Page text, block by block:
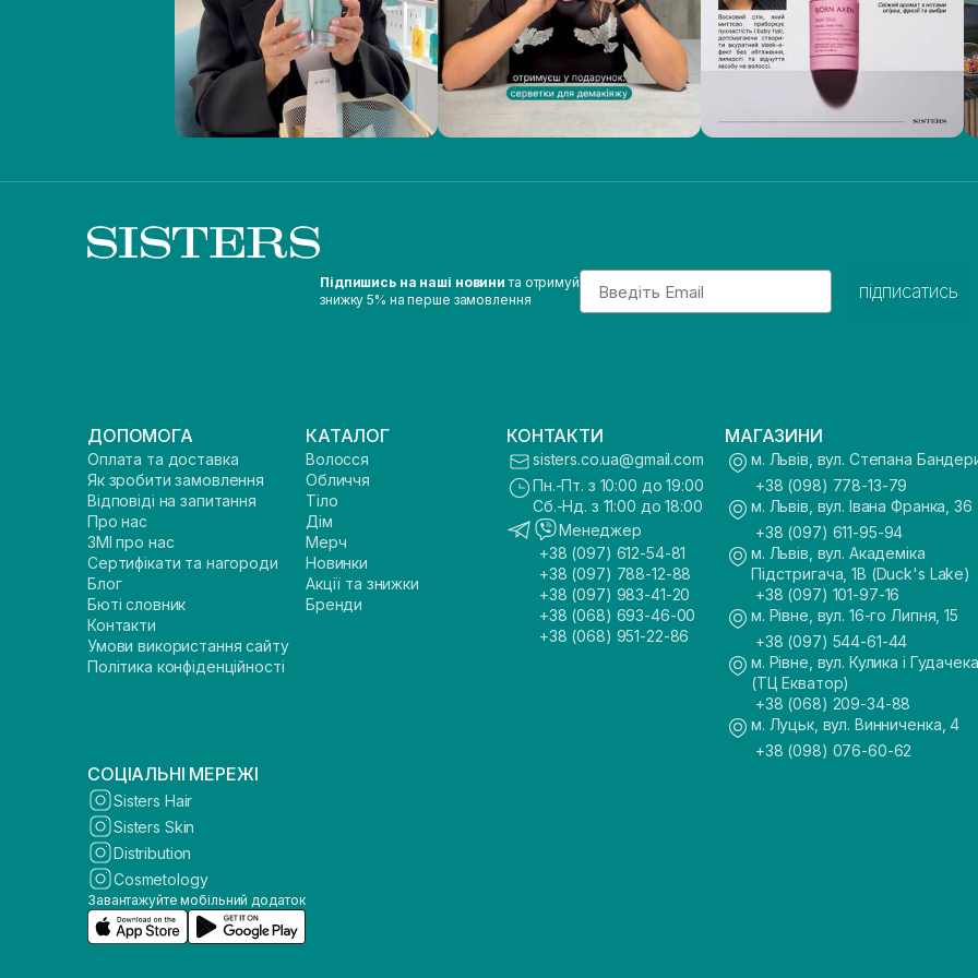
Підпишись на наші новини та отримуй
знижку 5% на перше замовлення
Email
підписатись
ДОПОМОГА
Оплата та доставка
Як зробити замовлення
Відповіді на запитання
Про нас
ЗМІ про нас
Сертифікати та нагороди
Блог
Бюті словник
Контакти
Умови використання сайту
Політика конфіденційності
КАТАЛОГ
Волосся
Обличчя
Тіло
Дім
Мерч
Новинки
Акції та знижки
Бренди
КОНТАКТИ
sisters.co.ua@gmail.com
Пн.-Пт. з 10:00 до 19:00
Сб.-Нд. з 11:00 до 18:00
Менеджер
+38 (097) 612-54-81
+38 (097) 788-12-88
+38 (097) 983-41-20
+38 (068) 693-46-00
+38 (068) 951-22-86
МАГАЗИНИ
м. Львів, вул. Степана
+38 (098) 778-13-79
м. Львів, вул. Івана Франка, 36
+38 (097) 611-95-94
м. Львів, вул. Академіка
Підстригача, 1В (Duck's Lake)
+38 (097) 101-97-16
м. Рівне, вул. 16-го Липня, 15
+38 (097) 544-61-44
м. Рівне, вул. Кулика і
(ТЦ Екватор)
+38 (068) 209-34-88
м. Луцьк, вул. Винниченка, 4
+38 (098) 076-60-62
СОЦІАЛЬНІ МЕРЕЖІ
Sisters Hair
Sisters Skin
Distribution
Cosmetology
Завантажуйте мобільний додаток